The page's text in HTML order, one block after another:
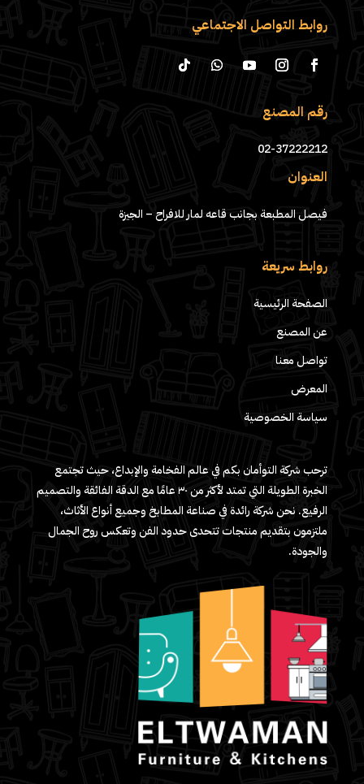
روابط التواصل الاجتماعي
رقم المصنع
02-37222212
العنوان
فيصل المطبعة بجانب قاعه لمار للافراح – الجيزة
روابط سريعة
الصفحة الرئيسية
عن المصنع
تواصل معنا
المعرض
سياسة الخصوصية
ترحب شركة التوأمان بكم في عالم الفخامة والإبداع، حيث تجتمع
الخبرة الطويلة التي تمتد لأكثر من ٣٠ عامًا مع الدقة الفائقة والتصميم
الرفيع. نحن شركة رائدة في صناعة المطابخ وجميع أنواع الأثاث،
ملتزمون بتقديم منتجات تتحدى حدود الفن وتعكس روح الجمال
والجودة.